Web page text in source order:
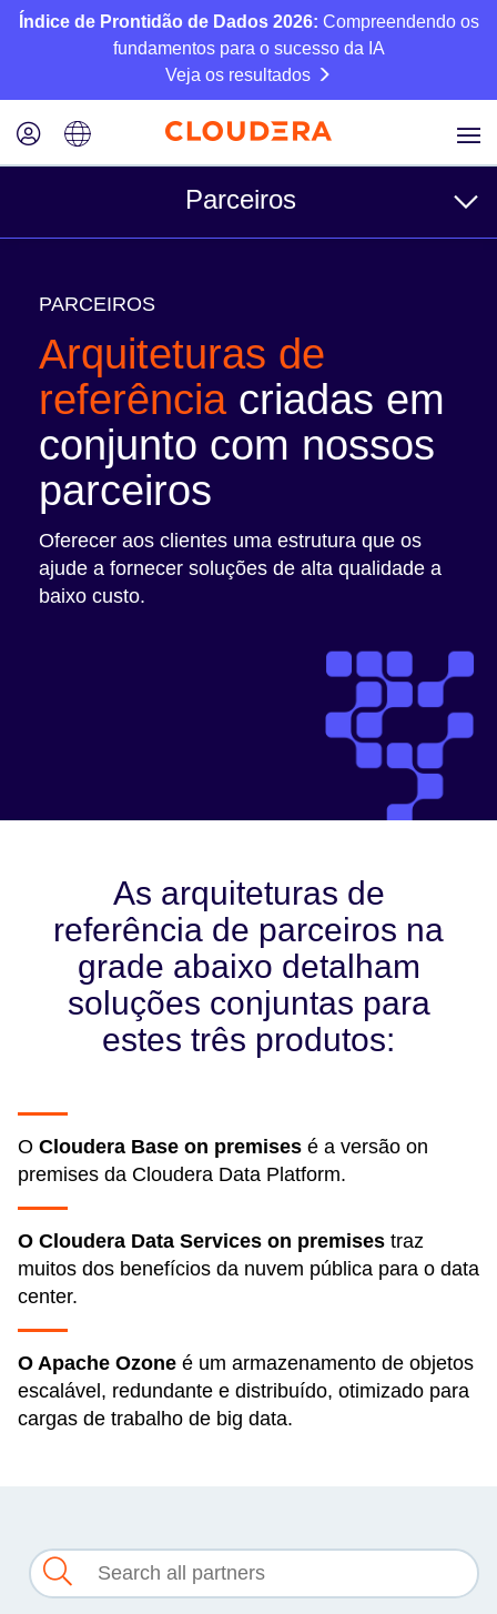
Índice de Prontidão de Dados 2026: Compreendendo os
fundamentos para o sucesso da IA
Veja os resultados
Parceiros
Arquiteturas de referência
Para parceiros
Nosso programa de parceiros
Login no portal de parceiros
PARCEIROS
Arquiteturas de
referênciacriadas em
conjunto com nossos
parceiros
Oferecer aos clientes uma estrutura que os
ajude a fornecer soluções de alta qualidade a
baixo custo.
As arquiteturas de
referência de parceiros na
grade abaixo detalham
soluções conjuntas para
estes três produtos:
O Cloudera Base on premises é a versão on
premises da Cloudera Data Platform.
O Cloudera Data Services on premises traz
muitos dos benefícios da nuvem pública para o data
center.
O Apache Ozone é um armazenamento de objetos
escalável, redundante e distribuído, otimizado para
cargas de trabalho de big data.